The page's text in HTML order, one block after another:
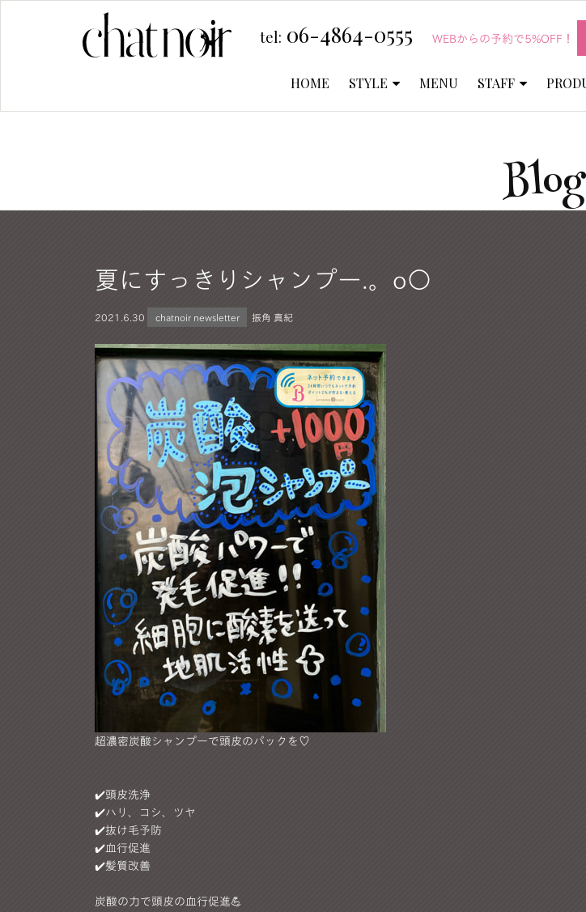
tel: 06-4864-0555 WEBからの予約で5%OFF！
HOME STYLE MENU STAFF
Blog
夏にすっきりシャンプー.。o○
2021. 6.30 chatnoir newsletter 振角 真紀
超濃密炭酸シャンプーで頭皮のパックを♡
✔️頭皮洗浄
✔️ハリ、コシ、ツヤ
✔️抜け毛予防
✔️血行促進
✔️髪質改善
炭酸の力で頭皮の血行促進💪